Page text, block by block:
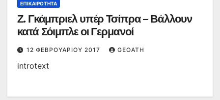
ΕΠΙΚΑΙΡΌΤΗΤΑ
Ζ. Γκάμπριελ υπέρ Τσίπρα – Βάλλουν
κατά Σόιμπλε οι Γερμανοί
12 ΦΕΒΡΟΥΑΡΊΟΥ 2017 GEOATH
introtext